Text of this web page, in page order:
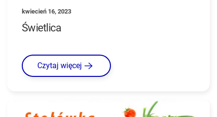
kwiecień 16, 2023
Świetlica
Czytaj więcej